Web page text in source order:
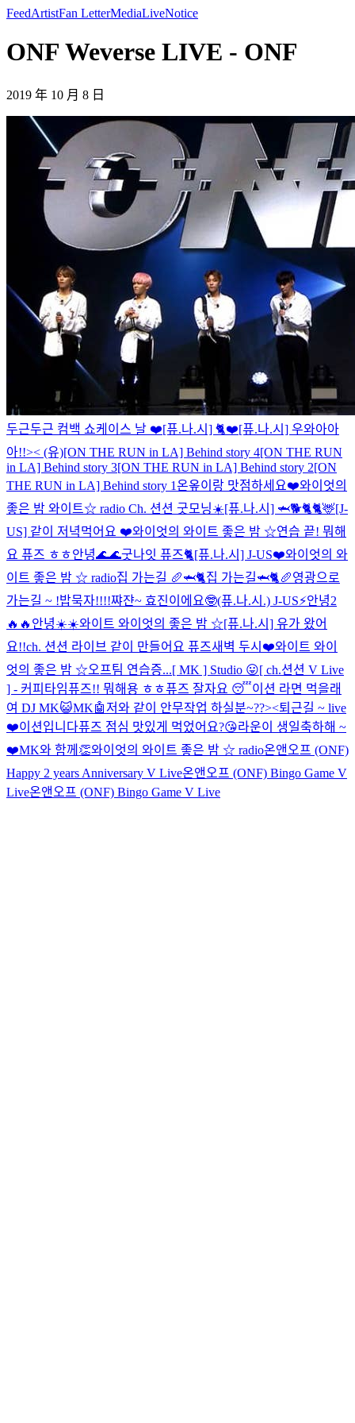
FeedArtistFan LetterMediaLiveNotice
ONF Weverse LIVE - ONF
2019 年 10 月 8 日
두근두근 컴백 쇼케이스 날 ❤️[퓨.나.시] 🐈❤️[퓨.나.시] 우와아아
아!!>< (유)[ON THE RUN in LA] Behind story 4[ON THE RUN
in LA] Behind story 3[ON THE RUN in LA] Behind story 2[ON
THE RUN in LA] Behind story 1온옾이랑 맛점하세요❤️와이엇의
좋은 밤 와이트☆ radio Ch. 션션 굿모닝☀️[퓨.나.시] 🦈🐕🐈🐈🦌[J-
US] 같이 저녁먹어요 ❤️와이엇의 와이트 좋은 밤 ☆연습 끝! 뭐해
요 퓨즈 ㅎㅎ안녕🌊🌊굿나잇 퓨즈🐈[퓨.나.시] J-US❤️와이엇의 와
이트 좋은 밤 ☆ radio집 가는길 🥖🦈🐈집 가는길🦈🐈🥖영광으로
가는길 ~ !밥묵자!!!!쨔쟌~ 효진이에요🤓(퓨.나.시.) J-US⚡️안녕2
🔥🔥 안녕☀️☀️와이트 와이엇의 좋은 밤 ☆[퓨.나.시] 유가 왔어
요!!ch. 션션 라이브 같이 만들어요 퓨즈새벽 두시❤️와이트 와이
엇의 좋은 밤 ☆오프팀 연습증...[ MK ] Studio 😛[ ch.션션 V Live
] - 커피타임퓨즈!! 뭐해용 ㅎㅎ퓨즈 잘자요 😴이션 라면 먹을래
여 DJ MK😺MK🤖저와 같이 안무작업 하실분~??><퇴근길 ~ live
❤️이션입니다퓨즈 점심 맛있게 먹었어요?😘라운이 생일축하해 ~
❤️MK와 함께👏와이엇의 와이트 좋은 밤 ☆ radio온앤오프 (ONF)
Happy 2 years Anniversary V Live온앤오프 (ONF) Bingo Game V
Live온앤오프 (ONF) Bingo Game V Live